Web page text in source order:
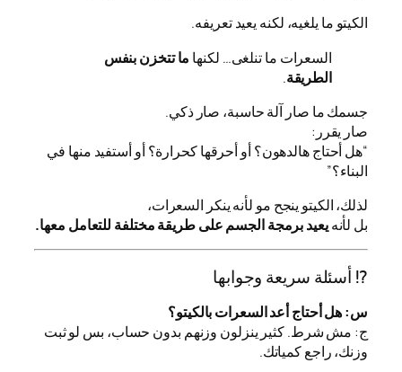
الكيتو ما يلغيه، لكنه يعيد تعريفه.
السعرات ما تنلغى… لكنها ما تتخزن بنفس
الطريقة.
جسمك ما صار آلة حاسبة، صار ذكي.
صار يقرر:
“هل أحتاج هالدهون؟ أو أحرقها كحرارة؟ أو أستفيد منها في
البناء؟”
لذلك، الكيتو ينجح مو لأنه ينكر السعرات،
بل لأنهيعيد برمجة الجسم على طريقة مختلفة للتعامل معها.
⁉️ أسئلة سريعة وجوابها
س: هل أحتاج أعد السعرات بالكيتو؟
ج: مش شرط. كثير ينزلون وزنهم بدون حساب، بس لو ثبت
وزنك، راجع كمياتك.